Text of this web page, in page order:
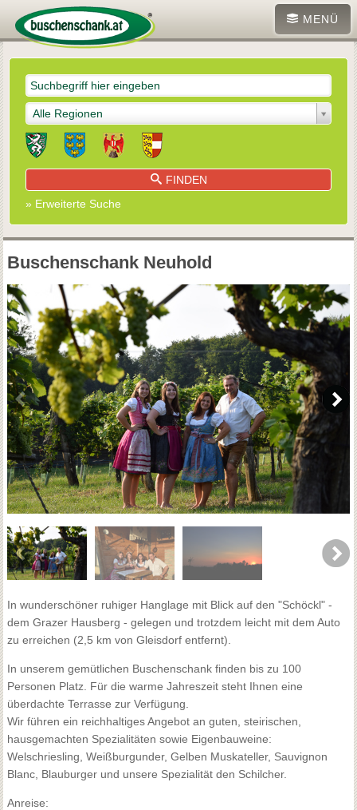
MENÜ
Alle Regionen
FINDEN
» Erweiterte Suche
Buschenschank Neuhold
In wunderschöner ruhiger Hanglage mit Blick auf den "Schöckl" -
dem Grazer Hausberg - gelegen und trotzdem leicht mit dem Auto
zu erreichen (2,5 km von Gleisdorf entfernt).
In unserem gemütlichen Buschenschank finden bis zu 100
Personen Platz. Für die warme Jahreszeit steht Ihnen eine
überdachte Terrasse zur Verfügung.
Wir führen ein reichhaltiges Angebot an guten, steirischen,
hausgemachten Spezialitäten sowie Eigenbauweine:
Welschriesling, Weißburgunder, Gelben Muskateller, Sauvignon
Blanc, Blauburger und unsere Spezialität den Schilcher.
Anreise: